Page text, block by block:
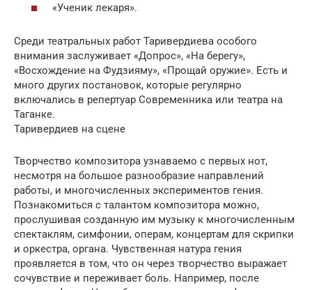
«Ученик лекаря».
Среди театральных работ Таривердиева особого
внимания заслуживает «Допрос», «На берегу»,
«Восхождение на Фудзияму», «Прощай оружие». Есть и
много других постановок, которые регулярно
включались в репертуар Современника или театра на
Таганке.
Таривердиев на сцене
Творчество композитора узнаваемо с первых нот,
несмотря на большое разнообразие направлений
работы, и многочисленных экспериментов гения.
Познакомиться с талантом композитора можно,
прослушивая созданную им музыку к многочисленным
спектаклям, симфонии, операм, концертам для скрипки
и оркестра, органа. Чувственная натура гения
проявляется в том, что он через творчество выражает
сочувствие и переживает боль. Например, после